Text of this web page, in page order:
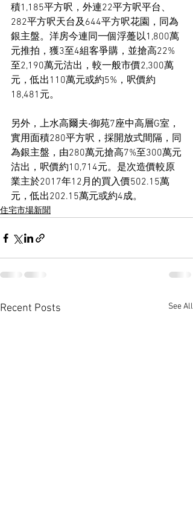
積1,185平方呎，外連22平方呎平台、
282平方呎天台及644平方呎花園，同為
銀主盤。洋房今連同一個浮躉以1,800萬
元推拍，獲3至4組客爭購，並搶高22%
至2,190萬元沽出，較一般市價2,300萬
元，低出110萬元或約5%，呎價約
18,481元。
另外，上水高爾夫‧御苑7座中高層G室，
實用面積280平方呎，採開放式間隔，同
為銀主盤，由280萬元搶高7%至300萬元
沽出，呎價約10,714元。是次造價較原
業主於2017年12月的買入價502.15萬
元，低出202.15萬元或約4成。
住宅市場新聞
Recent Posts See All